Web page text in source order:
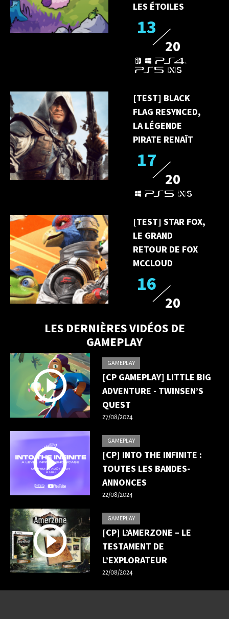
LES ÉTOILES
13
20
[TEST] BLACK
FLAG RESYNCED,
LA LÉGENDE
PIRATE RENAÎT
17
20
[TEST] STAR FOX,
LE GRAND
RETOUR DE FOX
MCCLOUD
16
20
LES DERNIÈRES VIDÉOS DE
GAMEPLAY
GAMEPLAY
[CP GAMEPLAY] LITTLE BIG
ADVENTURE - TWINSEN’S
QUEST
27/08/2024
GAMEPLAY
[CP] INTO THE INFINITE :
TOUTES LES BANDES-
ANNONCES
22/08/2024
GAMEPLAY
[CP] L’AMERZONE – LE
TESTAMENT DE
L’EXPLORATEUR
22/08/2024